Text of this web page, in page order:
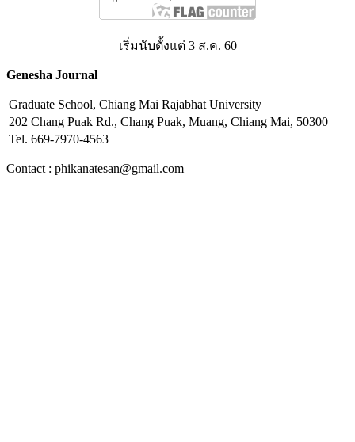
เริ่มนับตั้งแต่ 3 ส.ค. 60
Genesha Journal
Graduate School, Chiang Mai Rajabhat University
202 Chang Puak Rd., Chang Puak, Muang, Chiang Mai, 50300
Tel. 669-7970-4563
Contact : phikanatesan@gmail.com